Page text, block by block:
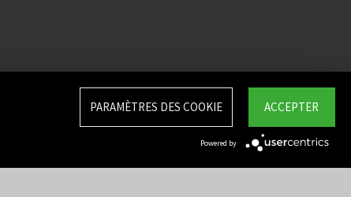
ACCEPTER
PARAMÈTRES DES COOKIE
Powered by